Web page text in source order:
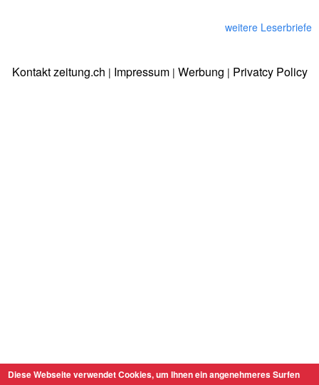
weitere Leserbriefe
Kontakt zeitung.ch | Impressum| Werbung | Privatcy Policy
Diese Webseite verwendet Cookies, um Ihnen ein angenehmeres Surfen